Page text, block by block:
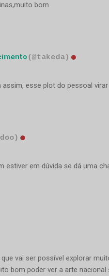
bom
(@takeda)
esse plot do pessoal
estiver em dúvida se dá uma
vai ser possível explorar
bom poder ver a arte